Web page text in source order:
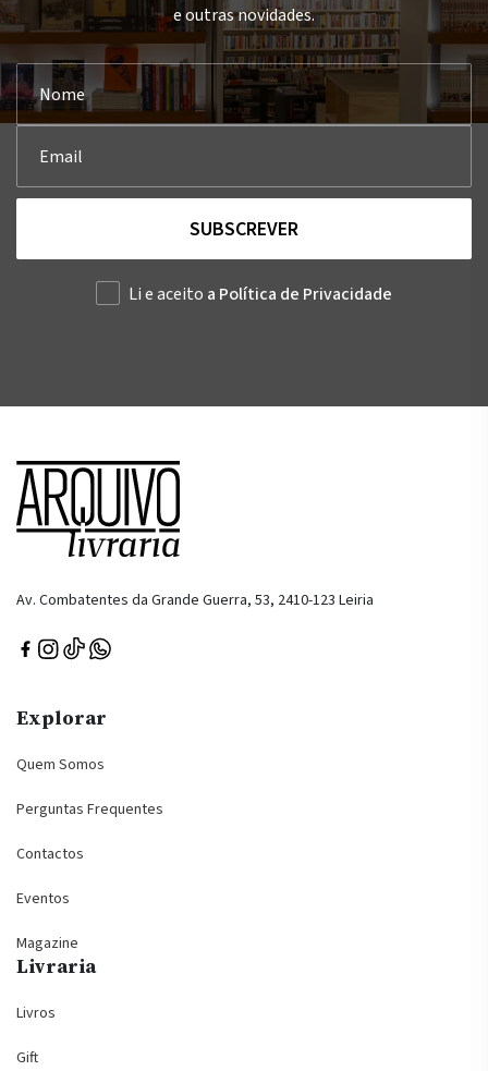
e outras novidades.
SUBSCREVER
Li e aceito a Política de Privacidade
Av. Combatentes da Grande Guerra, 53, 2410-123 Leiria
Explorar
Quem Somos
Perguntas Frequentes
Contactos
Eventos
Magazine
Livraria
Livros
Gift